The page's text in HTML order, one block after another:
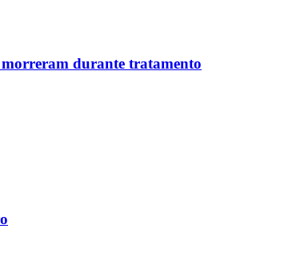
morreram durante tratamento